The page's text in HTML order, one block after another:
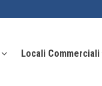
Locali Commerciali